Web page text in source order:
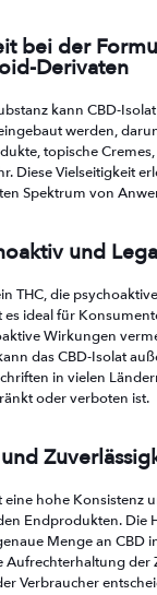
bei der
Derivaten
kann CBD-
werden,
topische
Diese Vielseitigkeit
Spektrum von
und
THC, die
es ideal für
Wirkungen
das CBD-Isolat
in vielen
oder verboten ist.
eine hohe Konsistenz
Endprodukten. Die
Menge an CBD
Aufrechterhaltung der
Verbraucher